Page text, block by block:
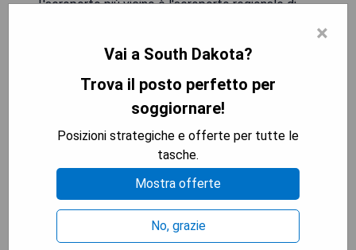
L'aeroporto più vicino è l'aeroporto regionale di
- Terrazza per godersi il panorama
- Camere climatizzate per un soggiorno
- Connessione WiFi gratuita disponibile in tutta la
- Possibilità di avere una camera con balcone e
vista sulle montagne
- Opportunità per giocare a biliardo durante il
×
Vai a South Dakota?
Trova il posto perfetto per
soggiornare!
Posizioni strategiche e offerte per tutte le
tasche.
Mostra offerte
No, grazie